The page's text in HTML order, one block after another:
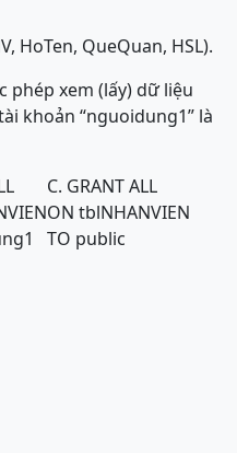
HoTen, QueQuan, HSL).
phép xem (lấy) dữ liệu
khoản “nguoidung1” là
C. GRANT ALL
ON tblNHANVIEN
TO public